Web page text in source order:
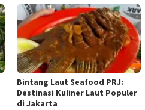
Bintang Laut Seafood PRJ:
Destinasi Kuliner Laut Populer
di Jakarta